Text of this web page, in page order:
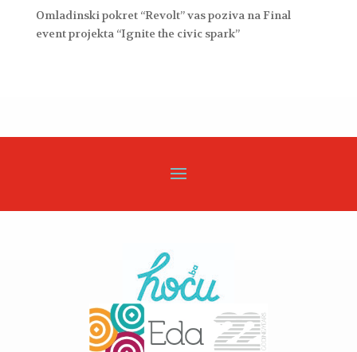
Omladinski pokret “Revolt” vas poziva na Final
event projekta “Ignite the civic spark”